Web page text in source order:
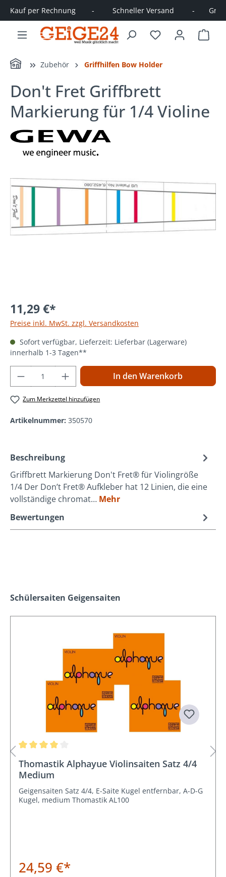
springen
Kauf per Rechnung        -         Schneller Versand         -
Home Zubehör Griffhilfen Bow Holder
Don't Fret Griffbrett
Markierung für 1/4 Violine
Bildergalerie überspringen
11,29 €*
Preise inkl. MwSt. zzgl. Versandkosten
Sofort verfügbar, Lieferzeit: Lieferbar (Lagerware)
innerhalb 1-3 Tagen**
Produkt Anzahl: Gib den gewünschten
In den Warenkorb
Zum Merkzettel hinzufügen
Artikelnummer: 350570
Beschreibung
Griffbrett Markierung Don't Fret® für Violingröße
1/4 Der Don’t Fret® Aufkleber hat 12 Linien, die eine
vollständige chromat… Mehr
Bewertungen
Produktgalerie überspringen
Schülersaiten Geigensaiten
Thomastik Alphayue Violinsaiten Satz 4/4
Medium
Geigensaiten Satz 4/4, E-Saite Kugel entfernbar, A-D-G
Kugel, medium Thomastik AL100
24,59 €*